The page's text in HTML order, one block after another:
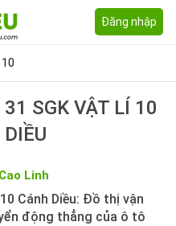
Đăng nhập
SGK VẬT LÍ 10
Cao Linh
Cánh Diều: Đồ thị vận
động thẳng của ô tô